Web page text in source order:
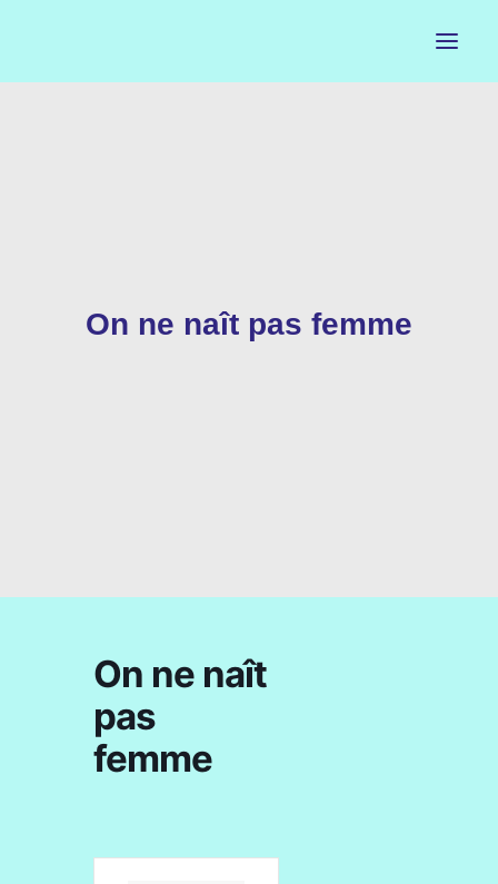
CALENDRIER
On ne naît pas femme
On ne naît
pas
femme